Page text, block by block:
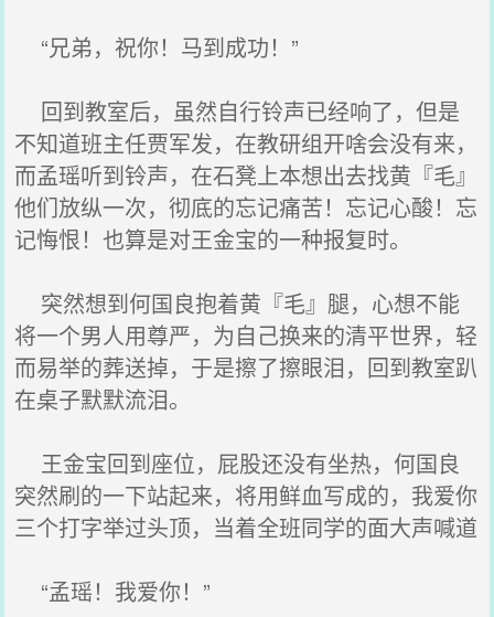
“兄弟，祝你！马到成功！”
回到教室后，虽然自行铃声已经响了，但是
不知道班主任贾军发，在教研组开啥会没有来，
而孟瑶听到铃声，在石凳上本想出去找黄『毛』
他们放纵一次，彻底的忘记痛苦！忘记心酸！忘
记悔恨！也算是对王金宝的一种报复时。
突然想到何国良抱着黄『毛』腿，心想不能
将一个男人用尊严，为自己换来的清平世界，轻
而易举的葬送掉，于是擦了擦眼泪，回到教室趴
在桌子默默流泪。
王金宝回到座位，屁股还没有坐热，何国良
突然刷的一下站起来，将用鲜血写成的，我爱你
三个打字举过头顶，当着全班同学的面大声喊道
“孟瑶！我爱你！”